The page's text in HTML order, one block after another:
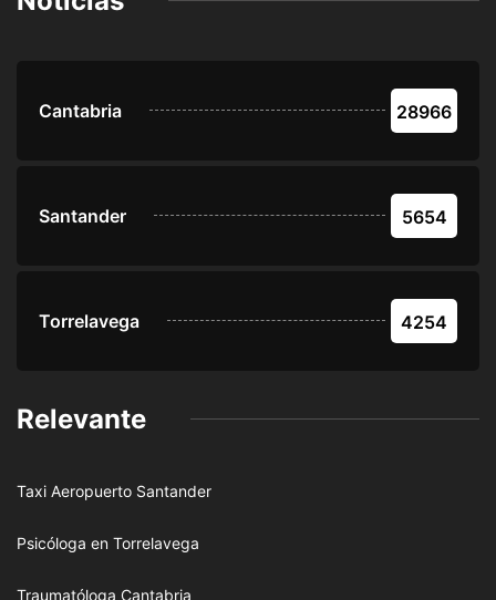
Cantabria 28966
Santander 5654
Torrelavega 4254
Relevante
Taxi Aeropuerto Santander
Psicóloga en Torrelavega
Traumatóloga Cantabria